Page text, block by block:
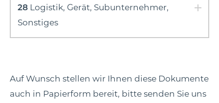
28 Logistik, Gerät, Subunternehmer,
Sonstiges
Auf Wunsch stellen wir Ihnen diese Dokumente
auch in Papierform bereit, bitte senden Sie uns